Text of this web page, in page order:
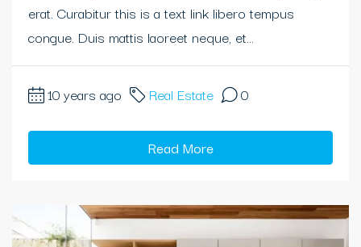
erat. Curabitur this is a text link libero tempus
congue. Duis mattis laoreet neque, et...
10 years ago Real Estate 0
Read More